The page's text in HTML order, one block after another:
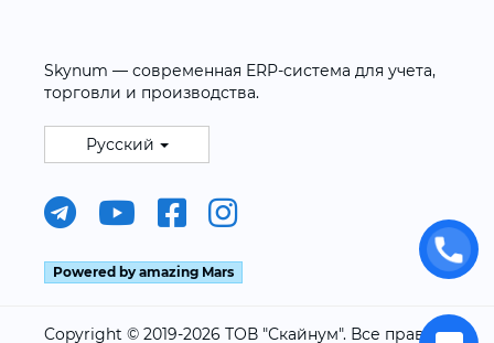
Skynum — современная ERP-система для учета,
торговли и производства.
Русский
Powered by amazing Mars
Copyright © 2019-2026 ТОВ "Скайнум". Все права